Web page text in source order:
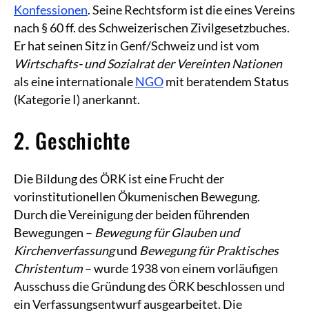
Konfessionen. Seine Rechtsform ist die eines Vereins
nach § 60 ff. des Schweizerischen Zivilgesetzbuches.
Er hat seinen Sitz in Genf/Schweiz und ist vom
Wirtschafts- und Sozialrat der Vereinten Nationen
als eine internationaleNGOmit beratendem Status
(Kategorie I) anerkannt.
2. Geschichte
Die Bildung des ÖRK ist eine Frucht der
vorinstitutionellen Ökumenischen Bewegung.
Durch die Vereinigung der beiden führenden
Bewegungen – Bewegung für Glauben und
Kirchenverfassungund Bewegung für Praktisches
Christentum– wurde 1938 von einem vorläufigen
Ausschuss die Gründung des ÖRK beschlossen und
ein Verfassungsentwurf ausgearbeitet. Die